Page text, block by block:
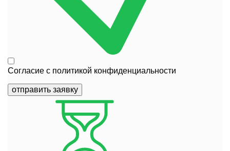
Согласие с политикой конфиденциальности
отправить заявку